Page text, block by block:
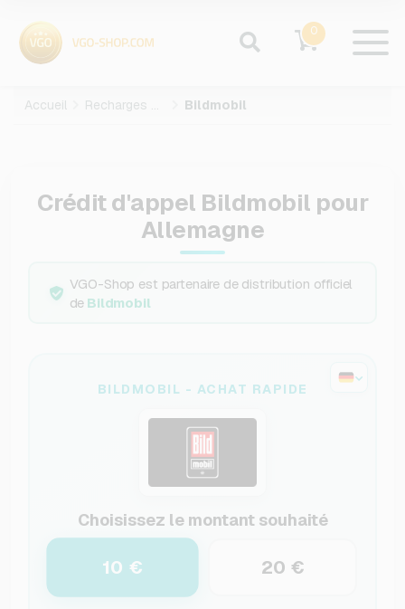
0
Accueil Recharges mobiles Bildmobil
Crédit d'appel Bildmobil pour
Allemagne
VGO-Shop est partenaire de distribution officiel
de Bildmobil
BILDMOBIL - ACHAT RAPIDE
Choisissez le montant souhaité
10 € 20 €